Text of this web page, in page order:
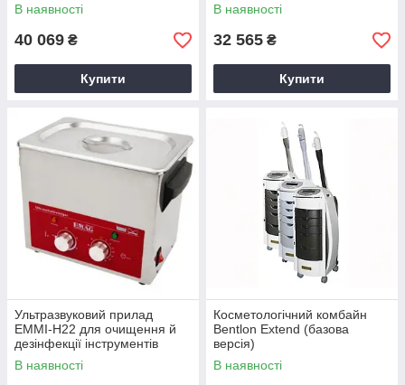
В наявності
40 069 ₴
Купити
В наявності
32 565 ₴
Купити
Ультразвуковий прилад
EMMI-H22 для очищення й
дезінфекції інструментів
В наявності
Косметологічний комбайн
Bentlon Extend (базова
версія)
В наявності